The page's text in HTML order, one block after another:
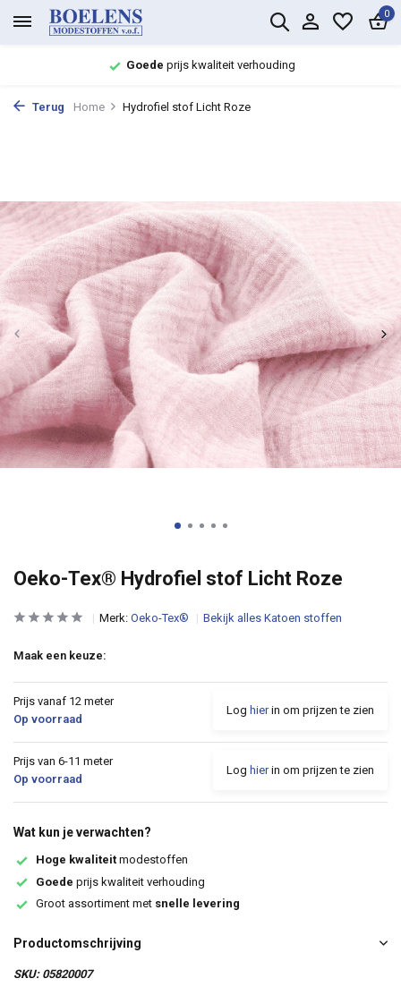
0
Goede prijs kwaliteit verhouding
Terug Home Hydrofiel stof Licht Roze
Oeko-Tex® Hydrofiel stof Licht Roze
Merk: Oeko-Tex® Bekijk alles Katoen stoffen
Maak een keuze:
Prijs vanaf 12 meter
Op voorraad
Log hierin om prijzen te zien
Prijs van 6-11 meter
Op voorraad
Log hierin om prijzen te zien
Wat kun je verwachten?
Hoge kwaliteit modestoffen
Goede prijs kwaliteit verhouding
Groot assortiment met snelle levering
Productomschrijving
SKU: 05820007